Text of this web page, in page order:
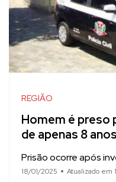
REGIÃO
Homem é preso
de apenas 8
Prisão ocorre após
18/01/2025 Atualizado em